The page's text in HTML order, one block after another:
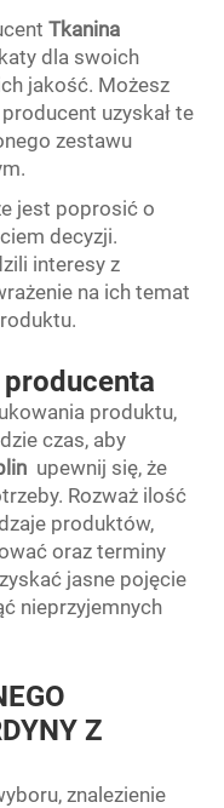
Tkanina
dla swoich
jakość. Możesz
uzyskał te
zestawu
jest poprosić o
decyzji.
interesy z
na ich temat
produktu,
czas, aby
upewnij się, że
Rozważ ilość
produktów,
oraz terminy
jasne pojęcie
nieprzyjemnych
Z
znalezienie